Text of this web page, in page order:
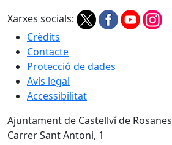
Xarxes socials:
Crèdits
Contacte
Protecció de dades
Avís legal
Accessibilitat
Ajuntament de Castellví de Rosanes
Carrer Sant Antoni, 1